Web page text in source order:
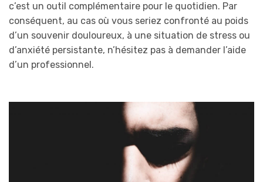
c’est un outil complémentaire pour le quotidien. Par
conséquent, au cas où vous seriez confronté au poids
d’un souvenir douloureux, à une situation de stress ou
d’anxiété persistante, n’hésitez pas à demander l’aide
d’un professionnel.